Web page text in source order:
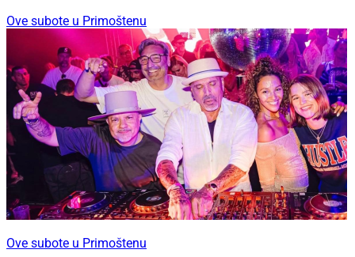
Ove subote u Primoštenu
Ove subote u Primoštenu